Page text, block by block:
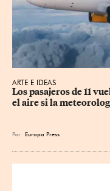
ARTE E IDEAS
Los pasajeros de 11
el aire si la
Por Europa Press